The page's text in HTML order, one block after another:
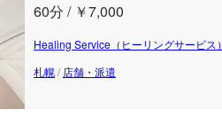
60分 / ￥7,000
Healing Service（ヒーリングサービス）
札幌/ 店舗・派遣